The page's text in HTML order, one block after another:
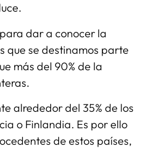
dar a conocer la
que se destinamos parte
más del 90% de la
alrededor del 35% de los
o Finlandia. Es por ello
de estos países,